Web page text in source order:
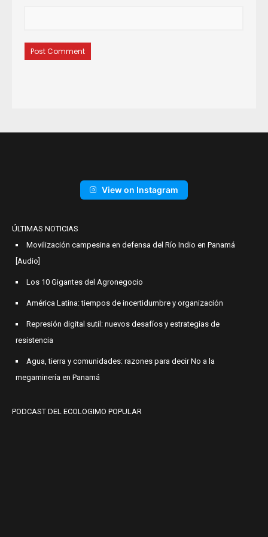
View on Instagram
ÚLTIMAS NOTICIAS
Movilización campesina en defensa del Río Indio en Panamá
[Audio]
Los 10 Gigantes del Agronegocio
América Latina: tiempos de incertidumbre y organización
Represión digital sutil: nuevos desafíos y estrategias de
resistencia
Agua, tierra y comunidades: razones para decir No a la
megaminería en Panamá
PODCAST DEL ECOLOGIMO POPULAR